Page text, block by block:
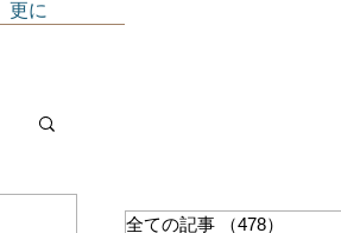
更に
全ての記事 （478）